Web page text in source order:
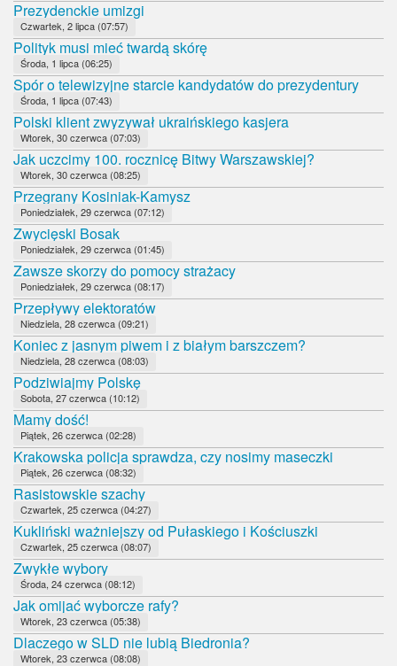
Prezydenckie umizgi
Czwartek, 2 lipca (07:57)
Polityk musi mieć twardą skórę
Środa, 1 lipca (06:25)
Spór o telewizyjne starcie kandydatów do prezydentury
Środa, 1 lipca (07:43)
Polski klient zwyzywał ukraińskiego kasjera
Wtorek, 30 czerwca (07:03)
Jak uczcimy 100. rocznicę Bitwy Warszawskiej?
Wtorek, 30 czerwca (08:25)
Przegrany Kosiniak-Kamysz
Poniedziałek, 29 czerwca (07:12)
Zwycięski Bosak
Poniedziałek, 29 czerwca (01:45)
Zawsze skorzy do pomocy strażacy
Poniedziałek, 29 czerwca (08:17)
Przepływy elektoratów
Niedziela, 28 czerwca (09:21)
Koniec z jasnym piwem i z białym barszczem?
Niedziela, 28 czerwca (08:03)
Podziwiajmy Polskę
Sobota, 27 czerwca (10:12)
Mamy dość!
Piątek, 26 czerwca (02:28)
Krakowska policja sprawdza, czy nosimy maseczki
Piątek, 26 czerwca (08:32)
Rasistowskie szachy
Czwartek, 25 czerwca (04:27)
Kukliński ważniejszy od Pułaskiego i Kościuszki
Czwartek, 25 czerwca (08:07)
Zwykłe wybory
Środa, 24 czerwca (08:12)
Jak omijać wyborcze rafy?
Wtorek, 23 czerwca (05:38)
Dlaczego w SLD nie lubią Biedronia?
Wtorek, 23 czerwca (08:08)